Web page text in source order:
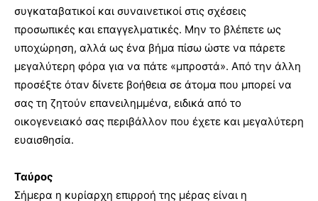
συγκαταβατικοί και συναινετικοί στις σχέσεις
προσωπικές και επαγγελματικές. Μην το βλέπετε ως
υποχώρηση, αλλά ως ένα βήμα πίσω ώστε να πάρετε
μεγαλύτερη φόρα για να πάτε «μπροστά». Από την άλλη
προσέξτε όταν δίνετε βοήθεια σε άτομα που μπορεί να
σας τη ζητούν επανειλημμένα, ειδικά από το
οικογενειακό σας περιβάλλον που έχετε και μεγαλύτερη
ευαισθησία.
Ταύρος
Σήμερα η κυρίαρχη επιρροή της μέρας είναι η